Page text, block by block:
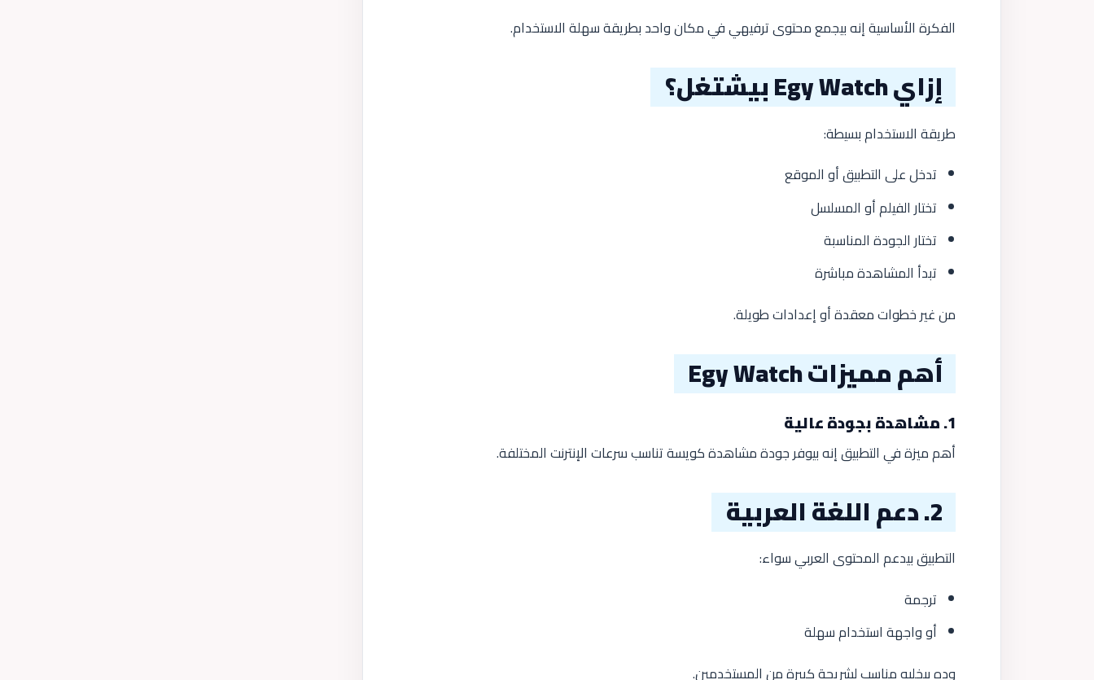
الفكرة الأساسية إنه بيجمع محتوى ترفيهي في مكان واحد بطريقة سهلة الاستخدام.
إزاي Egy Watch بيشتغل؟
طريقة الاستخدام بسيطة:
تدخل على التطبيق أو الموقع
تختار الفيلم أو المسلسل
تختار الجودة المناسبة
تبدأ المشاهدة مباشرة
من غير خطوات معقدة أو إعدادات طويلة.
أهم مميزات Egy Watch
1. مشاهدة بجودة عالية
أهم ميزة في التطبيق إنه بيوفر جودة مشاهدة كويسة تناسب سرعات الإنترنت المختلفة.
2. دعم اللغة العربية
التطبيق بيدعم المحتوى العربي سواء:
ترجمة
أو واجهة استخدام سهلة
وده بيخليه مناسب لشريحة كبيرة من المستخدمين.